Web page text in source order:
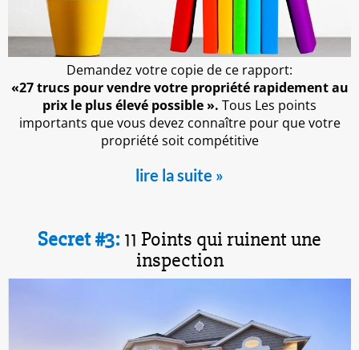
Demandez votre copie de ce rapport:
«27 trucs pour vendre votre propriété rapidement au
prix le plus élevé possible ». Tous Les points
importants que vous devez connaître pour que votre
propriété soit compétitive
lire la suite »
Secret #3:11 Points qui ruinent une
inspection